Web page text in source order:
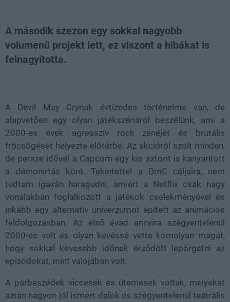
A második szezon egy sokkal nagyobb
volumenű projekt lett, ez viszont a hibákat is
felnagyította.
A Devil May Crynak évtizedes történelme van, de
alapvetően egy olyan játékszériáról beszélünk, ami a
2000-es évek agresszív rock zenéjét és brutális
fröcsögését helyezte előtérbe. Az akcióról szólt minden,
de persze idővel a Capcom egy kis sztorit is kanyarított
a démonirtás köré. Tekintettel a DmC céljaira, nem
tudtam igazán haragudni, amiért a Netflix csak nagy
vonalakban foglalkozott a játékok cselekményével és
inkább egy alternatív univerzumot épített az animációs
feldolgozásban. Az első évad annyira szégyentelenül
2000-es volt és olyan kevéssé vette komolyan magát,
hogy sokkal kevesebb időnek érződött lepörgetni az
epizódokat, mint valójában volt.
A párbeszédek viccesek és ütemesek voltak, melyeket
aztán nagyon jól ismert dalok és szégyentelenül teátrális